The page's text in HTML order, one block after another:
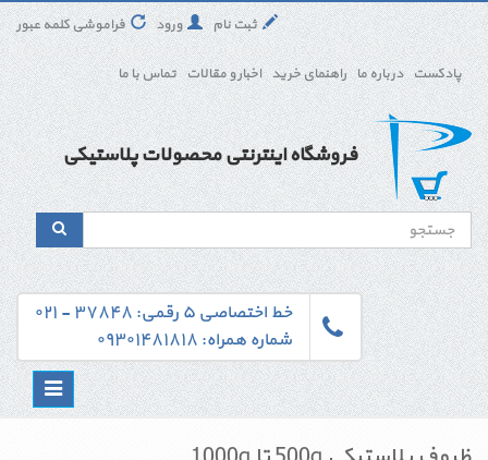
ثبت نام ورود فراموشی کلمه عبور
پادکست درباره ما راهنمای خرید اخبار و مقالات تماس با ما
فروشگاه اینترنتی محصولات پلاستیکی
خط اختصاصی ۵ رقمی: ۳۷۸۴۸ - ۰۲۱
شماره همراه: ۰۹۳۰۱۴۸۱۸۱۸
Toggle